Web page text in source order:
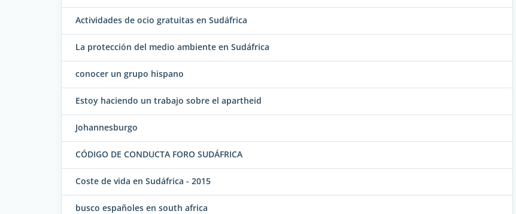
Actividades de ocio gratuitas en Sudáfrica
La protección del medio ambiente en Sudáfrica
conocer un grupo hispano
Estoy haciendo un trabajo sobre el apartheid
Johannesburgo
CÓDIGO DE CONDUCTA FORO SUDÁFRICA
Coste de vida en Sudáfrica - 2015
busco españoles en south africa